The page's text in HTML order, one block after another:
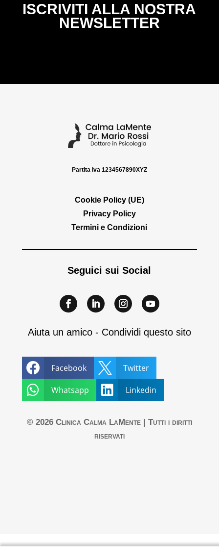
ISCRIVITI ALLA NOSTRA
NEWSLETTER
Partita Iva 1234567890XYZ
Cookie Policy (UE)
Privacy Policy
Termini e Condizioni
Seguici sui Social
Aiuta un amico - Condividi questo sito
 Facebook  Twitter
 Whatsapp  Linkedin
© 2026 Clinica Calma LaMente | Tutti i diritti
riservati